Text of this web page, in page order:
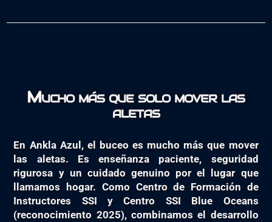
Mucho más que solo mover las
aletas
En Ankla Azul, el buceo es mucho más que mover
las aletas. Es enseñanza paciente, seguridad
rigurosa y un cuidado genuino por el lugar que
llamamos hogar. Como Centro de Formación de
Instructores SSI y Centro SSI Blue Oceans
(reconocimiento 2025), combinamos el desarrollo